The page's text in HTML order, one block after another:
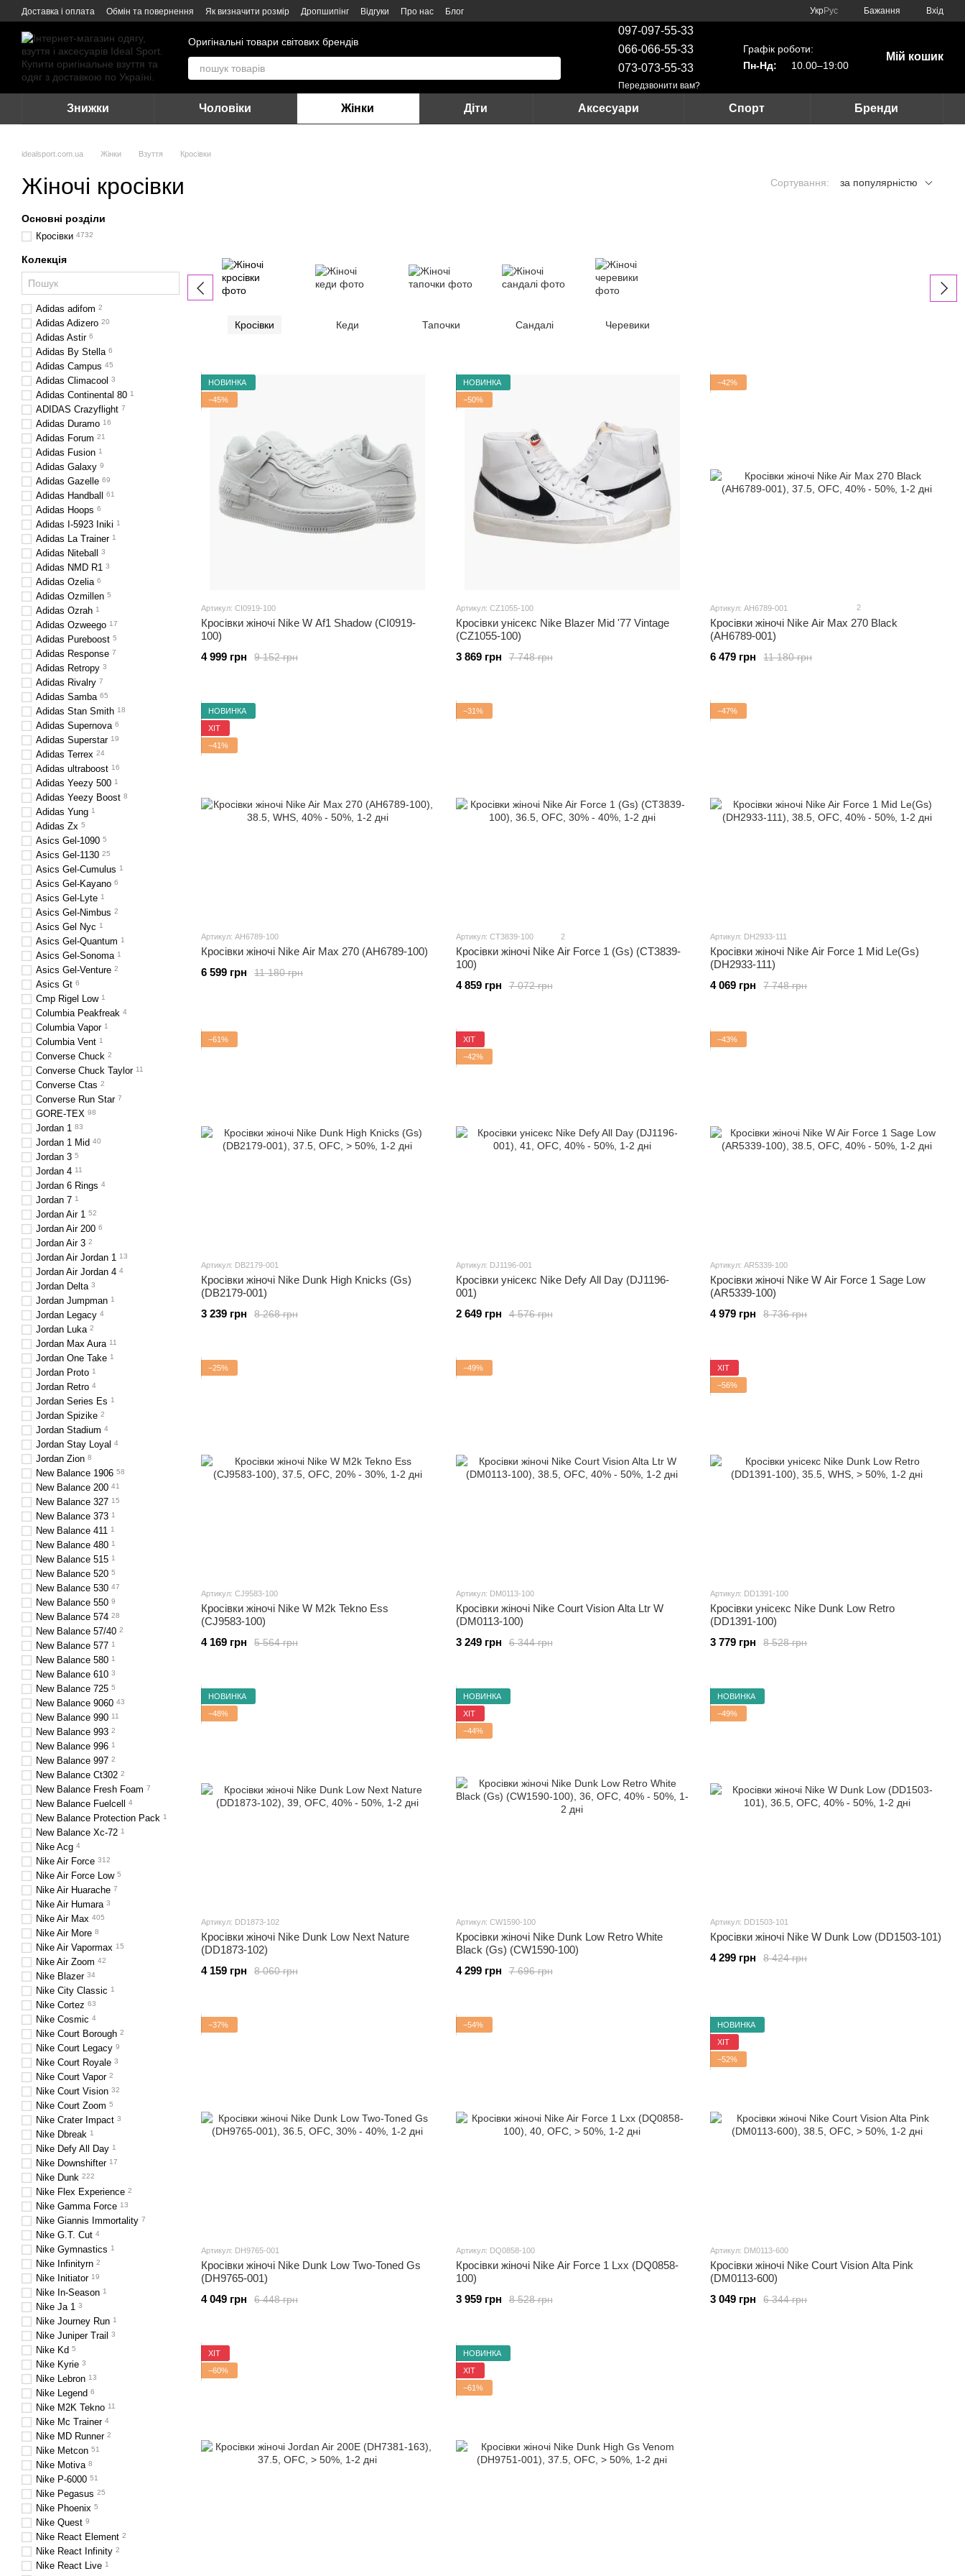
Перейти до основного контенту
Доставка і оплата Обмін та повернення Як визначити розмір Дропшипінг Відгуки Про нас Блог УкрРус Бажання Вхід
Оригінальні товари світових брендів
097-097-55-33
066-066-55-33
073-073-55-33
Передзвонити вам?
Графік роботи:
Пн-Нд:
10.00–19:00
Мій кошик
Знижки Чоловіки Жінки Діти Аксесуари Спорт Бренди
idealsport.com.ua Жінки Взуття Кросівки
Жіночі кросівки Сортування: за популярністю
Кросівки Кеди Тапочки Сандалі Черевики
НОВИНКА
−45%
Артикул: CI0919-100
Кросівки жіночі Nike W Af1 Shadow (CI0919-
100)
9 152 грн
4 999 грн
НОВИНКА
−50%
Артикул: CZ1055-100
Кросівки унісекс Nike Blazer Mid '77 Vintage
(CZ1055-100)
7 748 грн
3 869 грн
−42%
Артикул: AH6789-001 2
Кросівки жіночі Nike Air Max 270 Black
(AH6789-001)
11 180 грн
6 479 грн
НОВИНКА
ХІТ
−41%
Артикул: AH6789-100
Кросівки жіночі Nike Air Max 270 (AH6789-100)
11 180 грн
6 599 грн
−31%
Артикул: CT3839-100 2
Кросівки жіночі Nike Air Force 1 (Gs) (CT3839-
100)
7 072 грн
4 859 грн
−47%
Артикул: DH2933-111
Кросівки жіночі Nike Air Force 1 Mid Le(Gs)
(DH2933-111)
7 748 грн
4 069 грн
−61%
Артикул: DB2179-001
Кросівки жіночі Nike Dunk High Knicks (Gs)
(DB2179-001)
8 268 грн
3 239 грн
ХІТ
−42%
Артикул: DJ1196-001
Кросівки унісекс Nike Defy All Day (DJ1196-
001)
4 576 грн
2 649 грн
−43%
Артикул: AR5339-100
Кросівки жіночі Nike W Air Force 1 Sage Low
(AR5339-100)
8 736 грн
4 979 грн
−25%
Артикул: CJ9583-100
Кросівки жіночі Nike W M2k Tekno Ess
(CJ9583-100)
5 564 грн
4 169 грн
−49%
Артикул: DM0113-100
Кросівки жіночі Nike Court Vision Alta Ltr W
(DM0113-100)
6 344 грн
3 249 грн
ХІТ
−56%
Артикул: DD1391-100
Кросівки унісекс Nike Dunk Low Retro
(DD1391-100)
8 528 грн
3 779 грн
НОВИНКА
−48%
Артикул: DD1873-102
Кросівки жіночі Nike Dunk Low Next Nature
(DD1873-102)
8 060 грн
4 159 грн
НОВИНКА
ХІТ
−44%
Артикул: CW1590-100
Кросівки жіночі Nike Dunk Low Retro White
Black (Gs) (CW1590-100)
7 696 грн
4 299 грн
НОВИНКА
−49%
Артикул: DD1503-101
Кросівки жіночі Nike W Dunk Low (DD1503-101)
8 424 грн
4 299 грн
−37%
Артикул: DH9765-001
Кросівки жіночі Nike Dunk Low Two-Toned Gs
(DH9765-001)
6 448 грн
4 049 грн
−54%
Артикул: DQ0858-100
Кросівки жіночі Nike Air Force 1 Lxx (DQ0858-
100)
8 528 грн
3 959 грн
НОВИНКА
ХІТ
−52%
Артикул: DM0113-600
Кросівки жіночі Nike Court Vision Alta Pink
(DM0113-600)
6 344 грн
3 049 грн
ХІТ
−60%
НОВИНКА
ХІТ
−61%
Основні розділи
Кросівки 4732
Колекція
Adidas adifom 2
Adidas Adizero 20
Adidas Astir 6
Adidas By Stella 6
Adidas Campus 45
Adidas Climacool 3
Adidas Continental 80 1
ADIDAS Crazyflight 7
Adidas Duramo 16
Adidas Forum 21
Adidas Fusion 1
Adidas Galaxy 9
Adidas Gazelle 69
Adidas Handball 61
Adidas Hoops 6
Adidas I-5923 Iniki 1
Adidas La Trainer 1
Adidas Niteball 3
Adidas NMD R1 3
Adidas Ozelia 6
Adidas Ozmillen 5
Adidas Ozrah 1
Adidas Ozweego 17
Adidas Pureboost 5
Adidas Response 7
Adidas Retropy 3
Adidas Rivalry 7
Adidas Samba 65
Adidas Stan Smith 18
Adidas Supernova 6
Adidas Superstar 19
Adidas Terrex 24
Adidas ultraboost 16
Adidas Yeezy 500 1
Adidas Yeezy Boost 8
Adidas Yung 1
Adidas Zx 5
Asics Gel-1090 5
Asics Gel-1130 25
Asics Gel-Cumulus 1
Asics Gel-Kayano 6
Asics Gel-Lyte 1
Asics Gel-Nimbus 2
Asics Gel Nyc 1
Asics Gel-Quantum 1
Asics Gel-Sonoma 1
Asics Gel-Venture 2
Asics Gt 6
Cmp Rigel Low 1
Columbia Peakfreak 4
Columbia Vapor 1
Columbia Vent 1
Converse Chuck 2
Converse Chuck Taylor 11
Converse Ctas 2
Converse Run Star 7
GORE-TEX 98
Jordan 1 83
Jordan 1 Mid 40
Jordan 3 5
Jordan 4 11
Jordan 6 Rings 4
Jordan 7 1
Jordan Air 1 52
Jordan Air 200 6
Jordan Air 3 2
Jordan Air Jordan 1 13
Jordan Air Jordan 4 4
Jordan Delta 3
Jordan Jumpman 1
Jordan Legacy 4
Jordan Luka 2
Jordan Max Aura 11
Jordan One Take 1
Jordan Proto 1
Jordan Retro 4
Jordan Series Es 1
Jordan Spizike 2
Jordan Stadium 4
Jordan Stay Loyal 4
Jordan Zion 8
New Balance 1906 58
New Balance 200 41
New Balance 327 15
New Balance 373 1
New Balance 411 1
New Balance 480 1
New Balance 515 1
New Balance 520 5
New Balance 530 47
New Balance 550 9
New Balance 574 28
New Balance 57/40 2
New Balance 577 1
New Balance 580 1
New Balance 610 3
New Balance 725 5
New Balance 9060 43
New Balance 990 11
New Balance 993 2
New Balance 996 1
New Balance 997 2
New Balance Ct302 2
New Balance Fresh Foam 7
New Balance Fuelcell 4
New Balance Protection Pack 1
New Balance Xc-72 1
Nike Acg 4
Nike Air Force 312
Nike Air Force Low 5
Nike Air Huarache 7
Nike Air Humara 3
Nike Air Max 405
Nike Air More 8
Nike Air Vapormax 15
Nike Air Zoom 42
Nike Blazer 34
Nike City Classic 1
Nike Cortez 63
Nike Cosmic 4
Nike Court Borough 2
Nike Court Legacy 9
Nike Court Royale 3
Nike Court Vapor 2
Nike Court Vision 32
Nike Court Zoom 5
Nike Crater Impact 3
Nike Dbreak 1
Nike Defy All Day 1
Nike Downshifter 17
Nike Dunk 222
Nike Flex Experience 2
Nike Gamma Force 13
Nike Giannis Immortality 7
Nike G.T. Cut 4
Nike Gymnastics 1
Nike Infinityrn 2
Nike Initiator 19
Nike In-Season 1
Nike Ja 1 3
Nike Journey Run 1
Nike Juniper Trail 3
Nike Kd 5
Nike Kyrie 3
Nike Lebron 13
Nike Legend 6
Nike M2K Tekno 11
Nike Mc Trainer 4
Nike MD Runner 2
Nike Metcon 51
Nike Motiva 8
Nike P-6000 51
Nike Pegasus 25
Nike Phoenix 5
Nike Quest 9
Nike React Element 2
Nike React Infinity 2
Nike React Live 1